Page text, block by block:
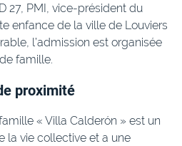
27, PMI, vice-président du
enfance de la ville de Louviers
l’admission est organisée
famille.
proximité
« Villa Calderón » est un
la vie collective et a une